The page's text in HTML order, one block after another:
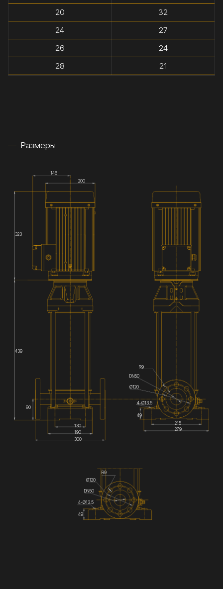
20
32
24
27
26
24
28
21
Размеры
DN50
146
200
323
439
90
130
190
300
215
279
49
4-Ø13.5
Ø120
R9
DN50
R9
Ø120
4-Ø13.5
49